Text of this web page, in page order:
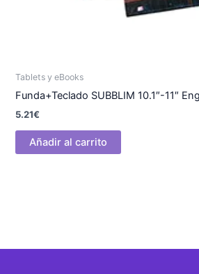
Tablets y eBooks
Funda+Teclado SUBBLIM 10.1″-11″
5.21€
Añadir al carrito